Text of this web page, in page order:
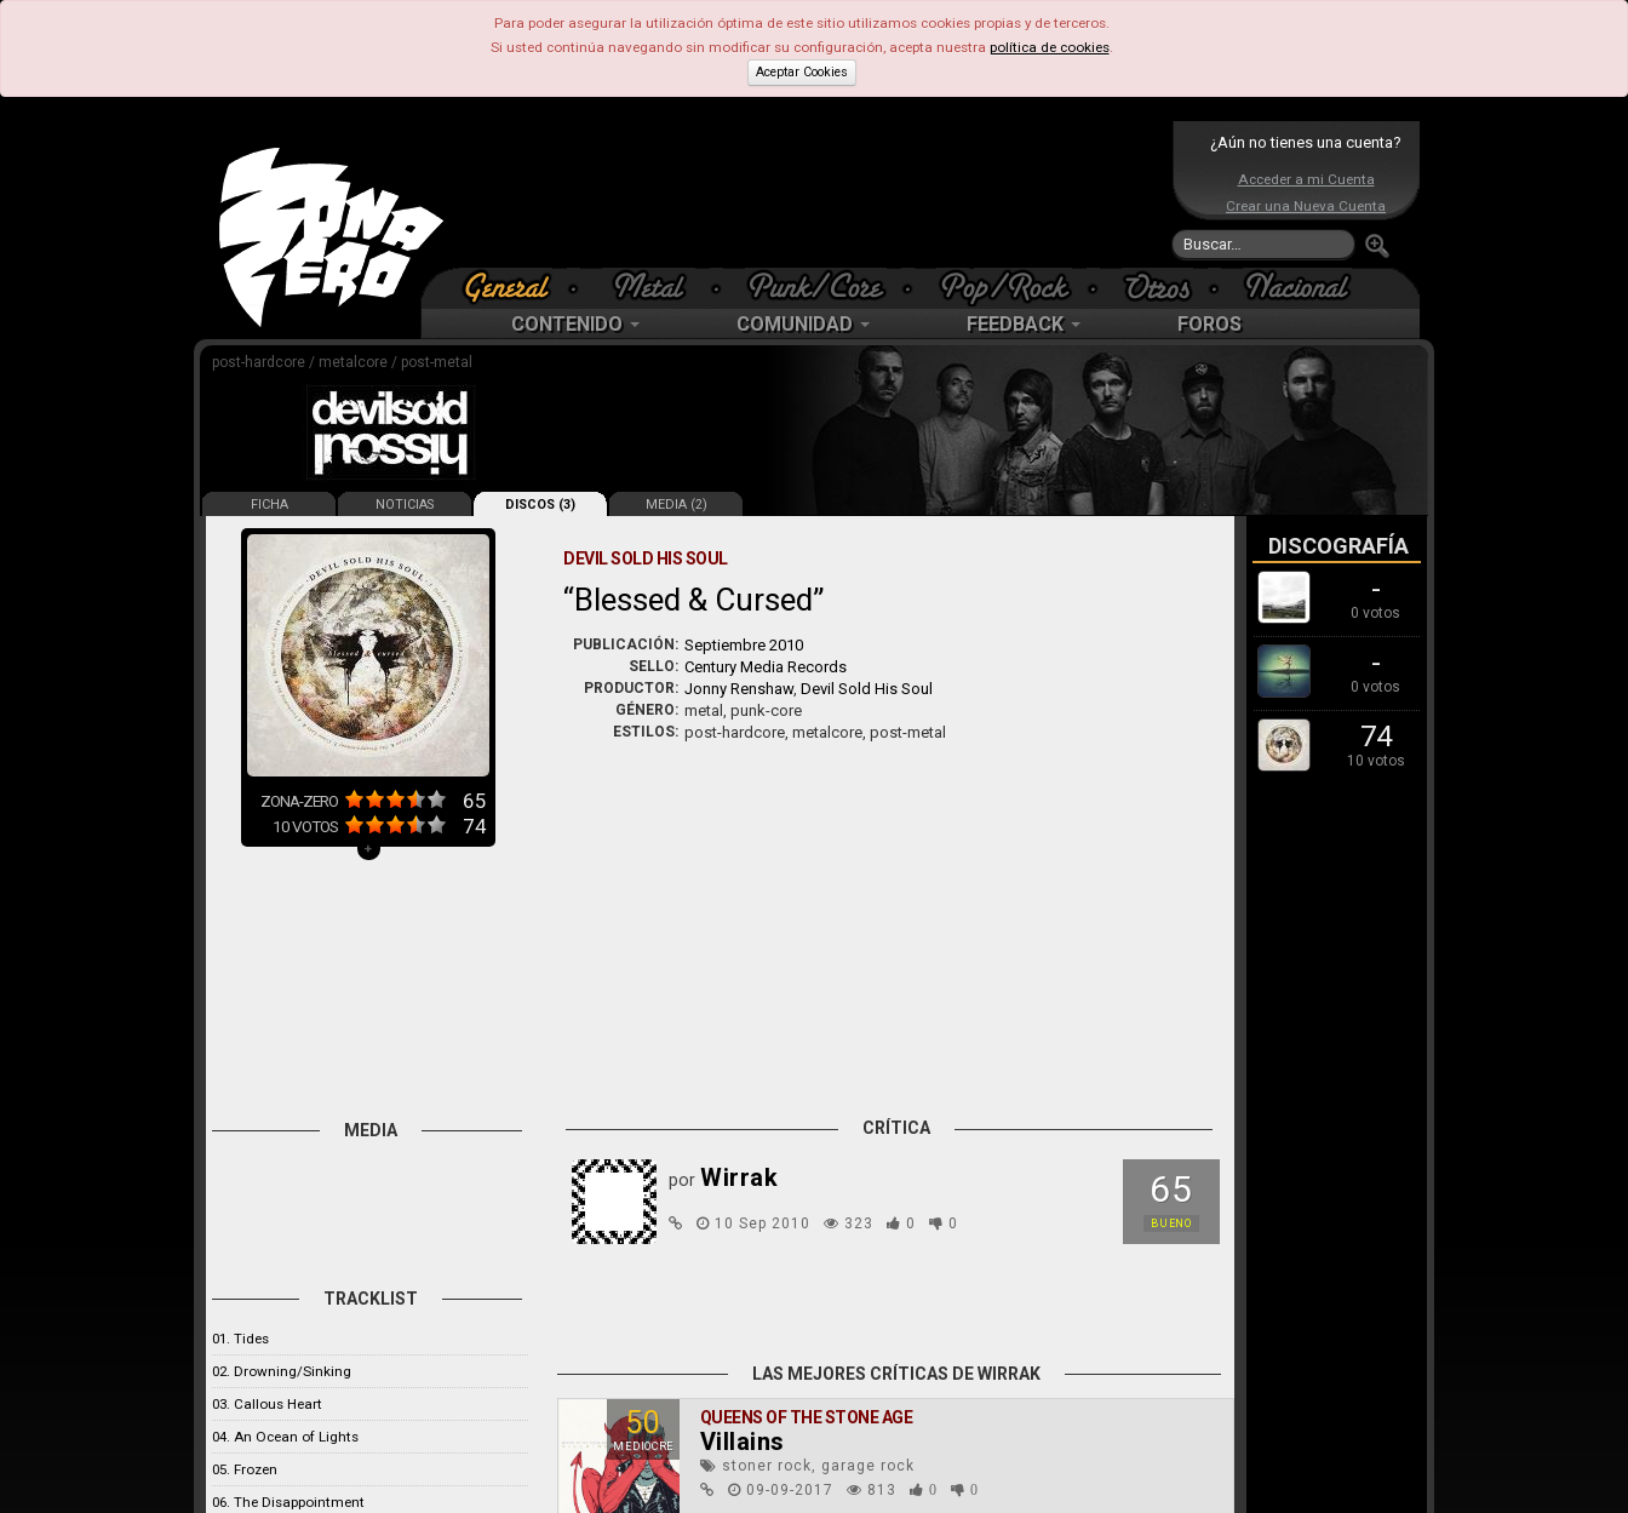
Para poder asegurar la utilización óptima de este sitio utilizamos cookies propias y de terceros.
Si usted continúa navegando sin modificar su configuración, acepta nuestra política de cookies.
Aceptar Cookies
¿Aún no tienes una cuenta?
Acceder a mi Cuenta
Crear una Nueva Cuenta
CONTENIDO COMUNIDAD FEEDBACK FOROS
post-hardcore / metalcore / post-metal
FICHA NOTICIAS DISCOS (3) MEDIA (2)
ZONA-ZERO 65
10VOTOS 74
+
DEVIL SOLD HIS SOUL
Blessed & Cursed
PUBLICACIÓN: Septiembre 2010
SELLO: Century Media Records
PRODUCTOR: Jonny Renshaw,Devil Sold His Soul
GÉNERO: metal, punk-core
ESTILOS: post-hardcore, metalcore, post-metal
MEDIA
TRACKLIST
01. Tides
02. Drowning/Sinking
03. Callous Heart
04. An Ocean of Lights
05. Frozen
06. The Disappointment
CRÍTICA
65
BUENO
por Wirrak
10 Sep 2010 323 0 0
LAS MEJORES CRÍTICAS DE WIRRAK
50
MEDIOCRE
QUEENS OF THE STONE AGE
Villains
stoner rock, garage rock
09-09-2017
813 0 0
DISCOGRAFÍA
-
0 votos
-
0 votos
74
10 votos